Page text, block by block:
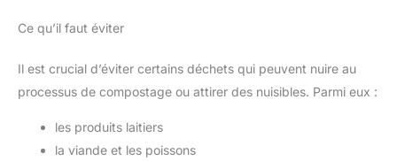
Ce qu’il faut éviter
Il est crucial d’éviter certains déchets qui peuvent nuire au
processus de compostage ou attirer des nuisibles. Parmi eux :
les produits laitiers
la viande et les poissons